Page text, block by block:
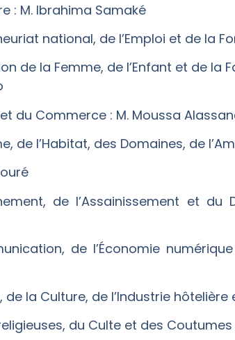
: M. Ibrahima Samaké
national, de l’Emploi et de la
de la Femme, de l’Enfant et de la
du Commerce : M. Moussa
de l’Habitat, des Domaines, de
de l’Assainissement et
de l’Économie
de la Culture, de l’Industrie
du Culte et des